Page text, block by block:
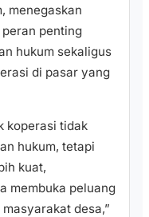
menegaskan
penting
hukum sekaligus
di pasar yang
koperasi tidak
hukum, tetapi
kuat,
membuka peluang
desa,”